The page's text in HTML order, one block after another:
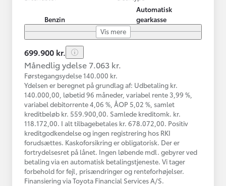
Benzin
Automatisk
gearkasse
Vis mere
699.900 kr.
Månedlig ydelse 7.063 kr.
Førstegangsydelse 140.000 kr.
Ydelsen er beregnet på grundlag af: Udbetaling kr.
140.000,00, løbetid 96 måneder, variabel rente 3,99 %,
variabel debitorrente 4,06 %, ÅOP 5,02 %, samlet
kreditbeløb kr. 559.900,00. Samlede kreditomk. kr.
118.172,00. I alt tilbagebetales kr. 678.072,00. Positiv
kreditgodkendelse og ingen registrering hos RKI
forudsættes. Kaskoforsikring er obligatorisk. Der er
fortrydelsesret på lånet. Ingen løbende mdl. gebyrer ved
betaling via en automatisk betalingstjeneste. Vi tager
forbehold for fejl, prisændringer og renteforhøjelser.
Finansiering via Toyota Financial Services A/S.